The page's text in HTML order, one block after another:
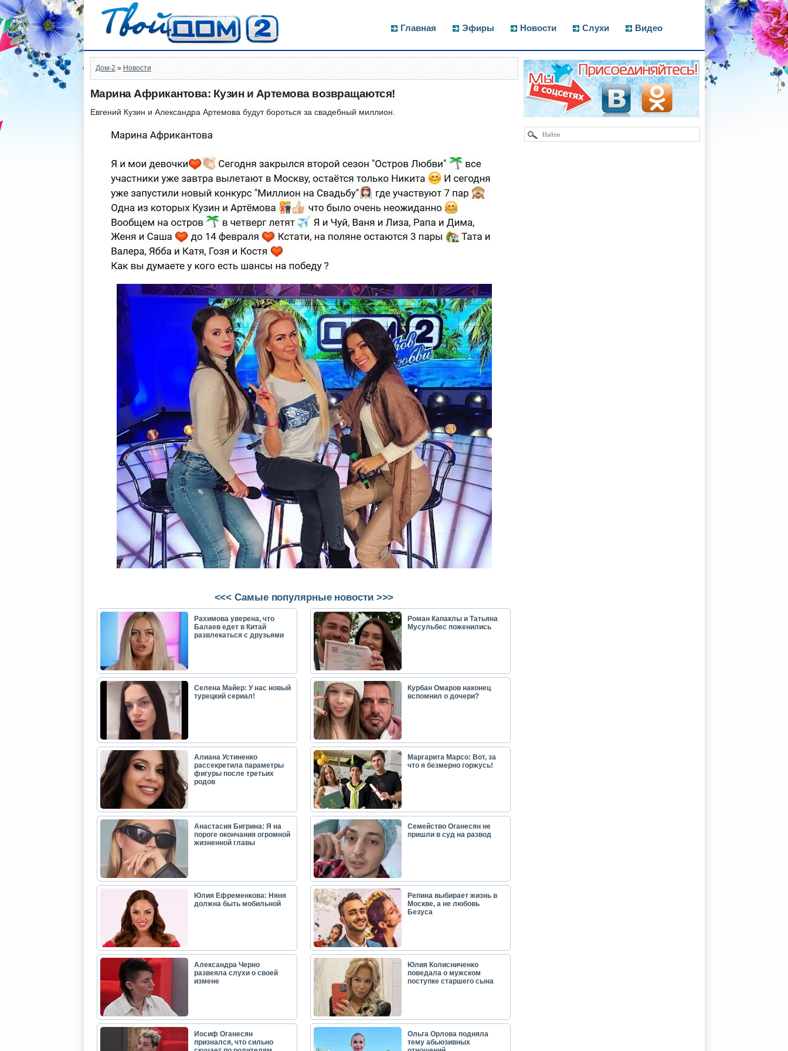
Главная Эфиры Новости Слухи Видео
Дом-2 » Новости
Марина Африкантова: Кузин и Артемова возвращаются!
Евгений Кузин и Александра Артемова будут бороться за свадебный миллион.
<<< Самые популярные новости >>>
Рахимова уверена, что
Балаев едет в Китай
развлекаться с друзьями
Роман Капаклы и Татьяна
Мусульбес поженились
Селена Майер: У нас новый
турецкий сериал!
Курбан Омаров наконец
вспомнил о дочери?
Алиана Устиненко
рассекретила параметры
фигуры после третьих
родов
Маргарита Марсо: Вот, за
что я безмерно горжусь!
Анастасия Бигрина: Я на
пороге окончания огромной
жизненной главы
Семейство Оганесян не
пришли в суд на развод
Юлия Ефременкова: Няня
должна быть мобильной
Репина выбирает жизнь в
Москве, а не любовь
Безуса
Александра Черно
развеяла слухи о своей
измене
Юлия Колисниченко
поведала о мужском
поступке старшего сына
Иосиф Оганесян
признался, что сильно
Ольга Орлова подняла
тему абьюзивных